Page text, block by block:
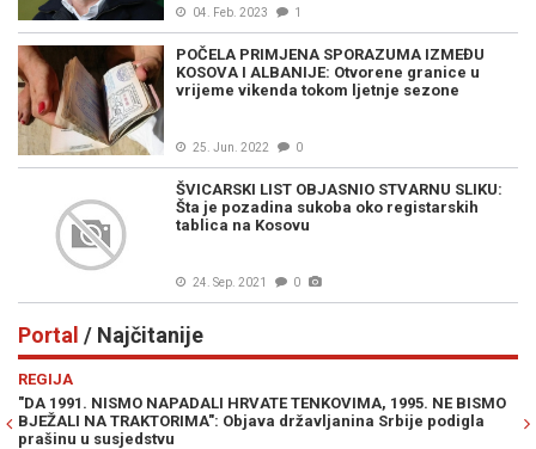
04. Feb. 2023 1
POČELA PRIMJENA SPORAZUMA IZMEĐU
KOSOVA I ALBANIJE: Otvorene granice u
vrijeme vikenda tokom ljetnje sezone
25. Jun. 2022 0
ŠVICARSKI LIST OBJASNIO STVARNU SLIKU:
Šta je pozadina sukoba oko registarskih
tablica na Kosovu
24. Sep. 2021 0
Portal / Najčitanije
REGIJA
"DA 1991. NISMO NAPADALI HRVATE TENKOVIMA, 1995. NE BISMO
BJEŽALI NA TRAKTORIMA": Objava državljanina Srbije podigla
prašinu u susjedstvu